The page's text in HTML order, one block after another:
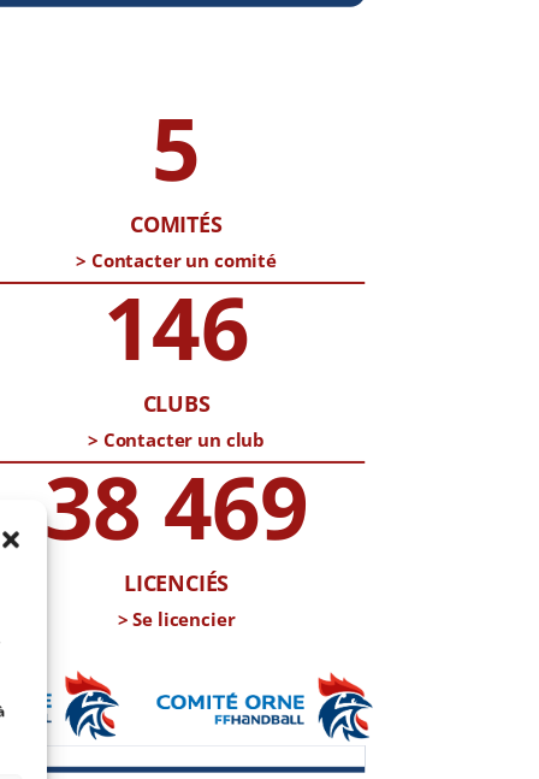
5
COMITÉS
> Contacter un comité
146
CLUBS
> Contacter un club
38 469
LICENCIÉS
> Se licencier